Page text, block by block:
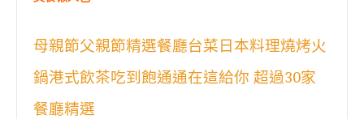
母親節父親節精選餐廳台菜日本料理燒烤火
鍋港式飲茶吃到飽通通在這給你 超過30家
餐廳精選